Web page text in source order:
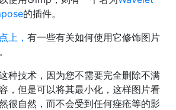
的插件。
上， 有一些有关如何使用它修饰图片
种技术，因为您不需要完全删除不满
，但是可以将其最小化，这样图片看
很自然，而不会受到任何痤疮等的影